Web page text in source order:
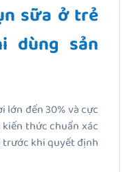
sữa ở trẻ
dùng sản
lớn đến 30% và cực
thức chuẩn xác
khi quyết định